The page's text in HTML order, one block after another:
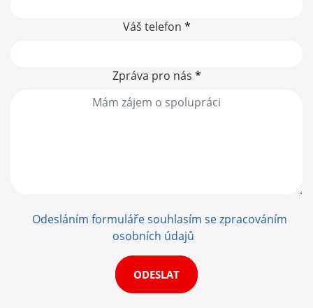
Váš telefon *
Zpráva pro nás *
Odesláním formuláře souhlasím se zpracováním
osobních údajů